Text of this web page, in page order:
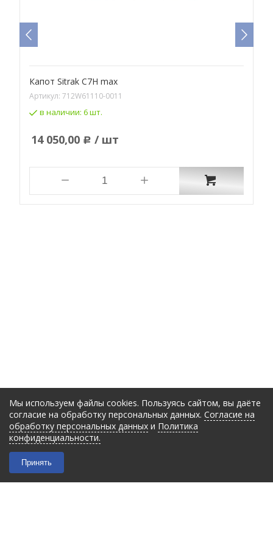
Капот Sitrak C7H max
Артикул: 712W61110-0011
в наличии: 6 шт.
14 050,00 Р / шт
Мы используем файлы cookies. Пользуясь сайтом, вы даёте
согласие на обработку персональных данных. Согласие на
обработку персональных данных и Политика
конфиденциальности.
Принять